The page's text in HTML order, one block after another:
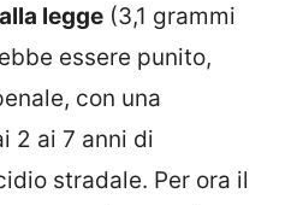
legge (3,1 grammi
essere punito,
con una
2 ai 7 anni di
stradale. Per ora il